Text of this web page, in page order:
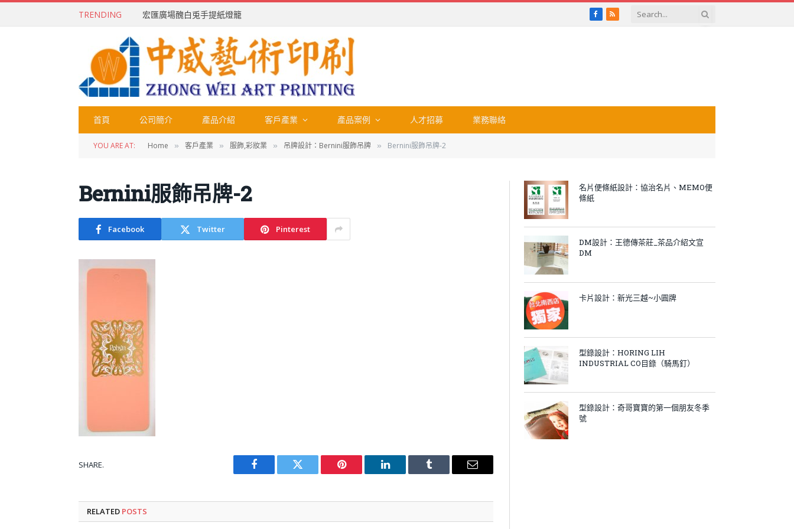
TRENDING 宏匯廣場醜白兎手提紙燈籠 Facebook
RSS
首頁 公司簡介 產品介紹 客戶產業 產品案例 人才招募 業務聯絡
YOU ARE AT: Home » 客戶產業 » 服飾,彩妝業 » 吊牌設計：Bernini服飾吊牌 » Bernini服飾吊牌-2
Bernini服飾吊牌-2
Facebook Twitter Pinterest
SHARE.
Facebook Twitter Pinterest LinkedIn Tumblr Email
RELATED POSTS
名片便條紙設計：協治名片、MEMO便
條紙
DM設計：王德傳茶莊_茶品介紹文宣
DM
卡片設計：新光三越~小圓牌
型錄設計：HORING LIH
INDUSTRIAL CO目錄（騎馬釘）
型錄設計：奇哥寶寶的第一個朋友冬季
號